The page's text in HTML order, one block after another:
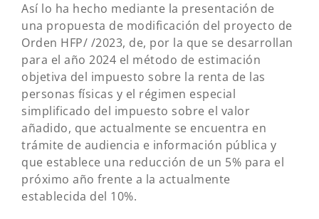
Así lo ha hecho mediante la presentación de
una propuesta de modificación del proyecto de
Orden HFP/ /2023, de, por la que se desarrollan
para el año 2024 el método de estimación
objetiva del impuesto sobre la renta de las
personas físicas y el régimen especial
simplificado del impuesto sobre el valor
añadido, que actualmente se encuentra en
trámite de audiencia e información pública y
que establece una reducción de un 5% para el
próximo año frente a la actualmente
establecida del 10%.